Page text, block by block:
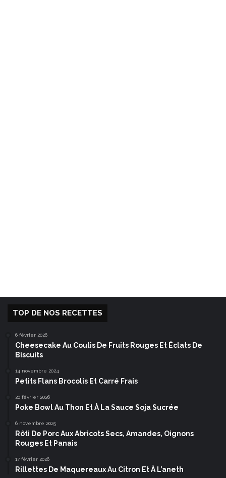
TOP DE NOS RECETTES
6 février 2026
Cheesecake Au Coulis De Fruits Rouges Et Éclats De
Biscuits
14 novembre 2024
Petits Flans Brocolis Et Carré Frais
20 février 2026
Poke Bowl Au Thon Et À La Sauce Soja Sucrée
6 novembre 2025
Rôti De Porc Aux Abricots Secs, Amandes, Oignons
Rouges Et Panais
17 février 2026
Rillettes De Maquereaux Au Citron Et À L’aneth